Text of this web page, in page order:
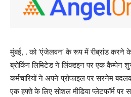
मुंबई, . को ‘एंजेलवन’ के रूप में रीब्रांड करने
ब्रोकिंग लिमिटेड ने लिंक्डइन पर एक
कर्मचारियों ने अपने प्रोफाइल पर सरनेम
एक हफ्ते के लिए सोशल मीडिया प्लेटफॉर्म